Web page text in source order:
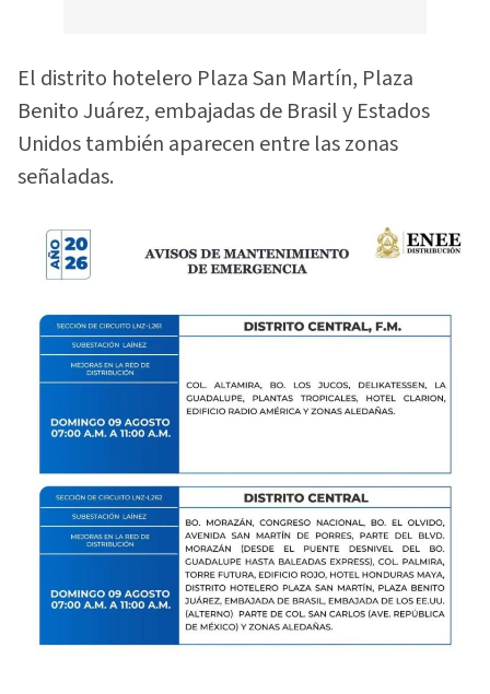
El distrito hotelero Plaza San Martín, Plaza
Benito Juárez, embajadas de Brasil y Estados
Unidos también aparecen entre las zonas
señaladas.